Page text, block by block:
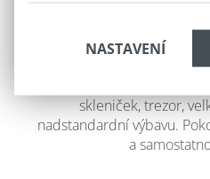
NASTAVENÍ
nekuřácké,certifikované
mají kvalitní WiFi připojení,
skleniček, trezor,
nadstandardní výbavu.
a